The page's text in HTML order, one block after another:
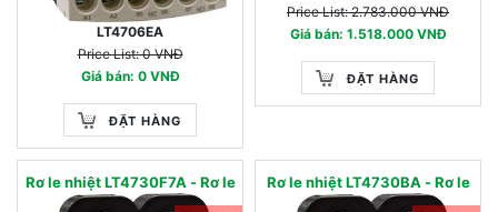
LT4706EA
Price List: 0 VNĐ
Giá bán: 0 VNĐ
ĐẶT HÀNG
Price List: 2.783.000 VNĐ
Giá bán: 1.518.000 VNĐ
ĐẶT HÀNG
Rơ le nhiệt LT4730F7A - Rơ le Rơ le nhiệt LT4730BA - Rơ le